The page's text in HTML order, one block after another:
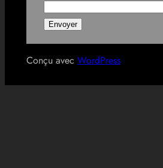
Conçu avec WordPress